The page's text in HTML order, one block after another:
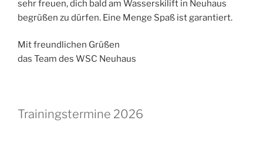
sehr freuen, dich bald am Wasserskilift in Neuhaus
begrüßen zu dürfen. Eine Menge Spaß ist garantiert.
Mit freundlichen Grüßen
das Team des WSC Neuhaus
Trainingstermine 2026